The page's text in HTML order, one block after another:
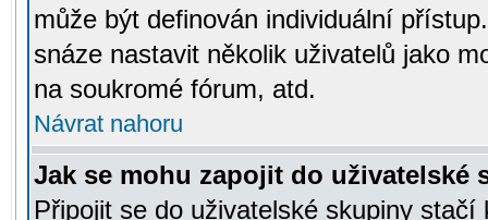
může být definován individuální
snáze nastavit několik uživatelů jako
na soukromé fórum, atd.
Návrat nahoru
Jak se mohu zapojit do uživatelské
Připojit se do uživatelské skupiny